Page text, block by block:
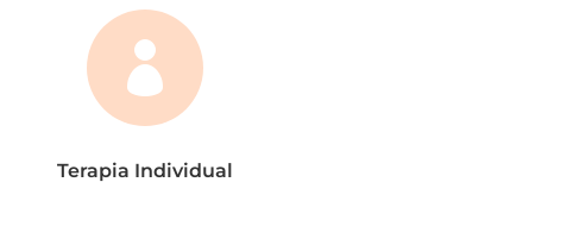

Terapia Individual